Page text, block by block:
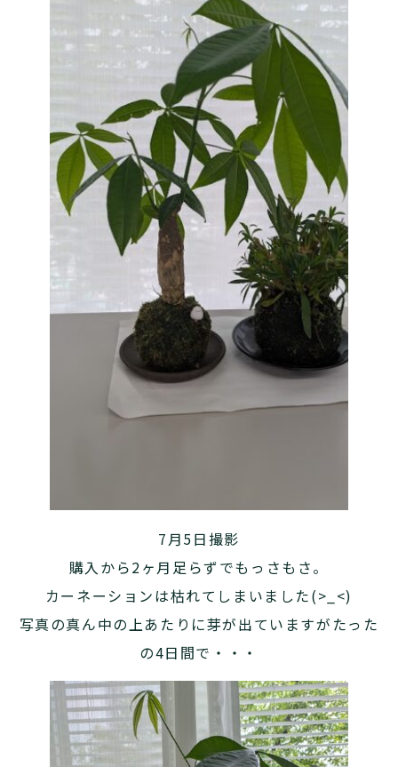
7月5日撮影
購入から2ヶ月足らずでもっさもさ。
カーネーションは枯れてしまいました(>_<)
写真の真ん中の上あたりに芽が出ていますがたった
の4日間で・・・